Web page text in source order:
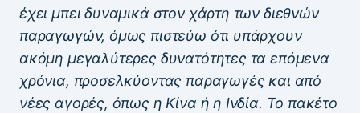
έχει μπει δυναμικά στον χάρτη των διεθνών
παραγωγών, όμως πιστεύω ότι υπάρχουν
ακόμη μεγαλύτερες δυνατότητες τα επόμενα
χρόνια, προσελκύοντας παραγωγές και από
νέες αγορές, όπως η Κίνα ή η Ινδία. Το πακέτο